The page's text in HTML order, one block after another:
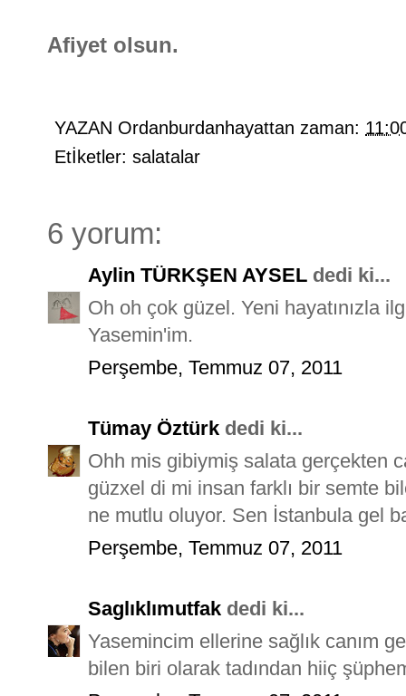
Afiyet olsun.
YAZAN Ordanburdanhayattan zaman:
Etİketler: salatalar
6 yorum:
Aylin TÜRKŞEN AYSEL dedi ki...
Oh oh çok güzel. Yeni hayatınızla
Yasemin'im.
Perşembe, Temmuz 07, 2011
Tümay Öztürk dedi ki...
Ohh mis gibiymiş salata gerçekten
güzxel di mi insan farklı bir semte
ne mutlu oluyor. Sen İstanbula gel
Perşembe, Temmuz 07, 2011
Saglıklımutfak dedi ki...
Yasemincim ellerine sağlık canım
bilen biri olarak tadından hiiç